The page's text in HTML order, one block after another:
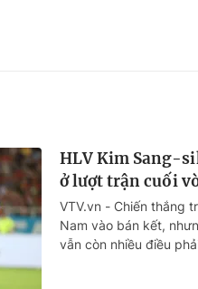
HLV Kim Sang-
ở lượt trận cuối
VTV.vn - Chiến thắng
Nam vào bán kết,
vẫn còn nhiều điều